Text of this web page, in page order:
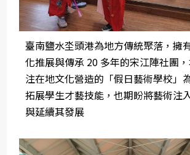
臺南鹽水坔頭港為地方傳統聚落，擁
化推展與傳承 20 多年的宋江陣社團
注在地文化營造的「假日藝術學校」
拓展學生才藝技能，也期盼將藝術注
與延續其發展